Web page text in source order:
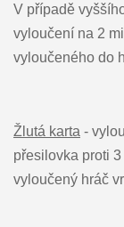
V případě
vyloučení na 2
vyloučeného do
Žlutá karta -
přesilovka proti
vyloučený hráč